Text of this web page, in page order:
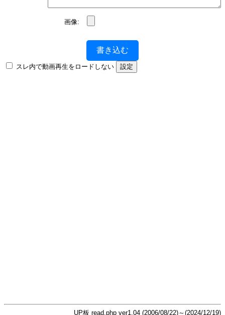
画像:
書き込む
スレ内で動画再生をロードしない
UP板 read.php ver1.04 (2006/08/22)～(2024/12/19)